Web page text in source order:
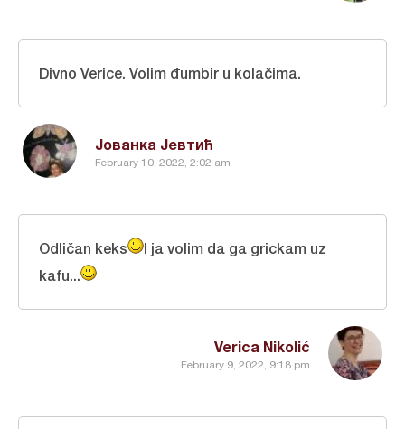
Јованка Јевтић
February 10, 2022, 2:02 am
Divno Verice. Volim đumbir u kolačima.
Verica Nikolić
February 9, 2022, 9:18 pm
Odličan keks
I ja volim da ga grickam uz
kafu...